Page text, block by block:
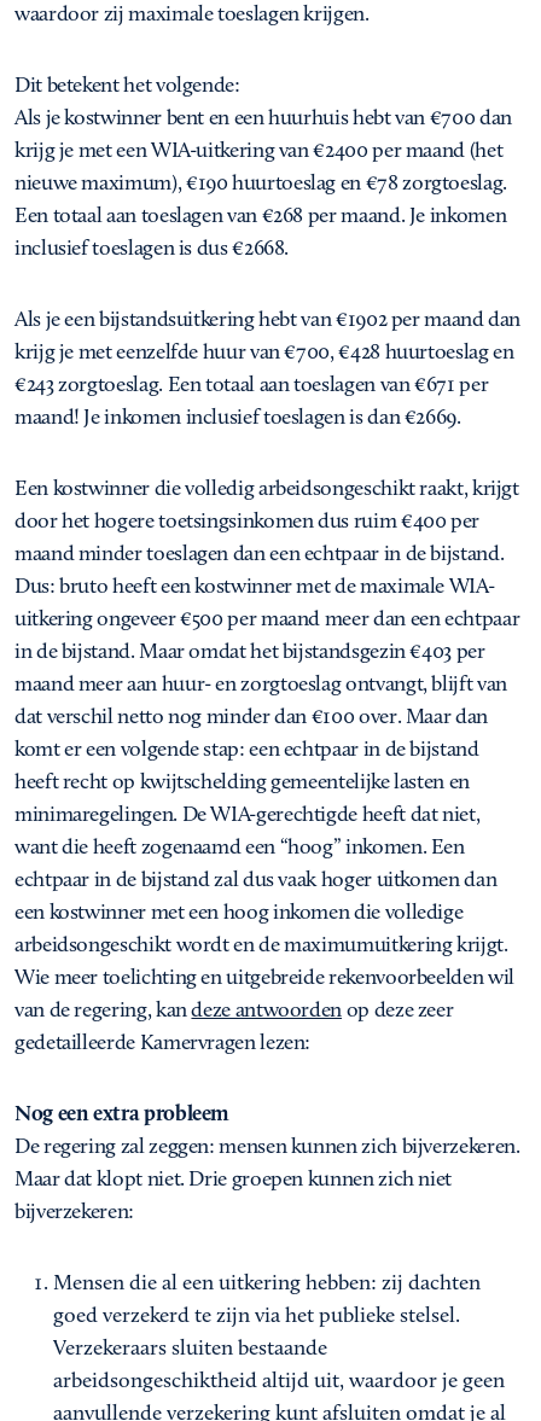
waardoor zij maximale toeslagen krijgen.
Dit betekent het volgende:
Als je kostwinner bent en een huurhuis hebt van €700 dan
krijg je met een WIA-uitkering van €2400 per maand (het
nieuwe maximum), €190 huurtoeslag en €78 zorgtoeslag.
Een totaal aan toeslagen van €268 per maand. Je inkomen
inclusief toeslagen is dus €2668.
Als je een bijstandsuitkering hebt van €1902 per maand dan
krijg je met eenzelfde huur van €700, €428 huurtoeslag en
€243 zorgtoeslag. Een totaal aan toeslagen van €671 per
maand! Je inkomen inclusief toeslagen is dan €2669.
Een kostwinner die volledig arbeidsongeschikt raakt, krijgt
door het hogere toetsingsinkomen dus ruim €400 per
maand minder toeslagen dan een echtpaar in de bijstand.
Dus: bruto heeft een kostwinner met de maximale WIA-
uitkering ongeveer €500 per maand meer dan een echtpaar
in de bijstand. Maar omdat het bijstandsgezin €403 per
maand meer aan huur- en zorgtoeslag ontvangt, blijft van
dat verschil netto nog minder dan €100 over. Maar dan
komt er een volgende stap: een echtpaar in de bijstand
heeft recht op kwijtschelding gemeentelijke lasten en
minimaregelingen. De WIA-gerechtigde heeft dat niet,
want die heeft zogenaamd een “hoog” inkomen. Een
echtpaar in de bijstand zal dus vaak hoger uitkomen dan
een kostwinner met een hoog inkomen die volledige
arbeidsongeschikt wordt en de maximumuitkering krijgt.
Wie meer toelichting en uitgebreide rekenvoorbeelden wil
van de regering, kandeze antwoordenop deze zeer
gedetailleerde Kamervragen lezen:
Nog een extra probleem
De regering zal zeggen: mensen kunnen zich bijverzekeren.
Maar dat klopt niet. Drie groepen kunnen zich niet
bijverzekeren:
Mensen die al een uitkering hebben: zij dachten
goed verzekerd te zijn via het publieke stelsel.
Verzekeraars sluiten bestaande
arbeidsongeschiktheid altijd uit, waardoor je geen
aanvullende verzekering kunt afsluiten omdat je al